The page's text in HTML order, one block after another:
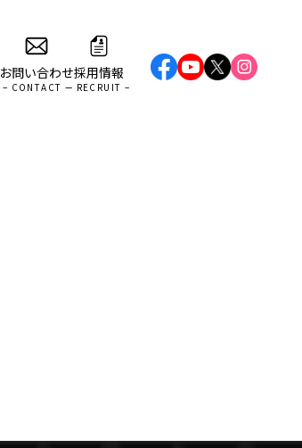
お問い合わせ採用情報